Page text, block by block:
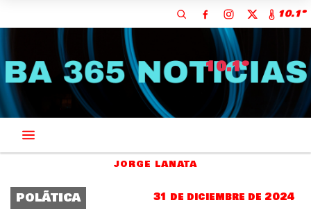
10.1º
10.1º
JORGE LANATA
POLÃ­TICA 31 de diciembre de 2024